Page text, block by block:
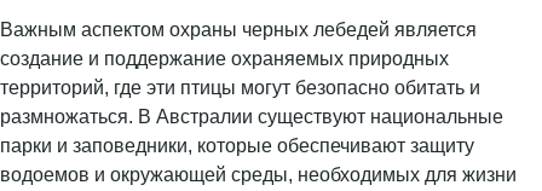
Важным аспектом охраны черных лебедей является
создание и поддержание охраняемых природных
территорий, где эти птицы могут безопасно обитать и
размножаться. В Австралии существуют национальные
парки и заповедники, которые обеспечивают защиту
водоемов и окружающей среды, необходимых для жизни